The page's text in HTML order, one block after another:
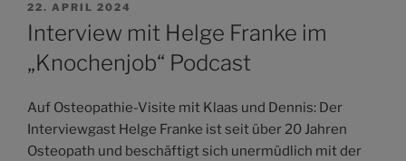
VERÖFFENTLICHT
AM
22. APRIL 2024
Interview mit Helge Franke im
„Knochenjob“ Podcast
Auf Osteopathie-Visite mit Klaas und Dennis: Der
Interviewgast Helge Franke ist seit über 20 Jahren
Osteopath und beschäftigt sich unermüdlich mit der